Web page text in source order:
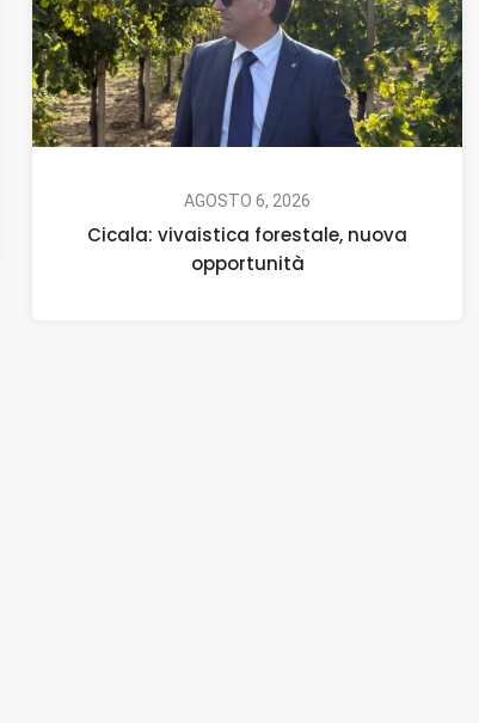
AGOSTO 6, 2026
Cicala: vivaistica forestale, nuova
opportunità